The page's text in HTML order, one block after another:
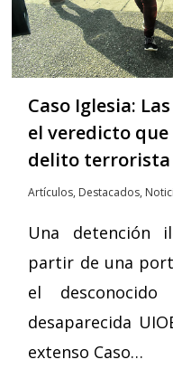
Caso Iglesia:
el veredicto
delito terrorista
Artículos, Destacados,
Una detención
partir de una
el
desaparecida
extenso Caso…